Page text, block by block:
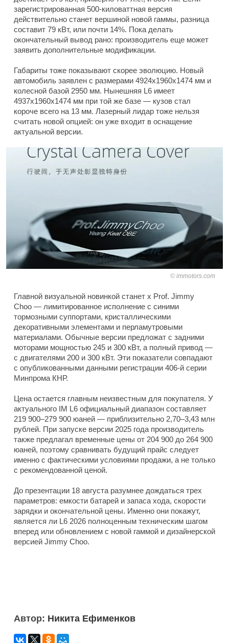
зарегистрированная 500-киловаттная версия
действительно станет вершиной новой гаммы, разница
составит 79 кВт, или почти 14%. Пока делать
окончательный вывод рано: производитель еще может
заявить дополнительные модификации.
Габариты тоже показывают скорее эволюцию. Новый
автомобиль заявлен с размерами 4924x1960x1474 мм и
колесной базой 2950 мм. Нынешняя L6 имеет
4937x1960x1474 мм при той же базе — кузов стал
короче всего на 13 мм. Лазерный лидар тоже нельзя
считать новой опцией: он уже входит в оснащение
актуальной версии.
immotors.com
Главной визуальной новинкой станет x Prof. Jimmy
Choo — лимитированное исполнение с синими
тормозными суппортами, кристаллическими
декоративными элементами и перламутровыми
материалами. Обычные версии предложат с задними
моторами мощностью 245 и 300 кВт, а полный привод —
с двигателями 200 и 300 кВт. Эти показатели совпадают
с опубликованными данными регистрации 406-й серии
Минпрома КНР.
Цена остается главным неизвестным для покупателя. У
актуального IM L6 официальный диапазон составляет
219 900–279 900 юаней — приблизительно 2,70–3,43 млн
рублей. При запуске версии 2025 года производитель
также предлагал временные цены от 204 900 до 264 900
юаней, поэтому сравнивать будущий прайс следует
именно с фактическими условиями продажи, а не только
с рекомендованной ценой.
До презентации 18 августа разумнее дождаться трех
параметров: емкости батарей и запаса хода, скорости
зарядки и окончательной цены. Именно они покажут,
является ли L6 2026 полноценным техническим шагом
вперед или обновлением с новой гаммой и дизайнерской
версией Jimmy Choo.
Автор: Никита Ефименков